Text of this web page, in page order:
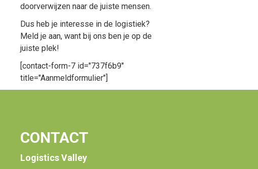
doorverwijzen naar de juiste mensen.
Dus heb je interesse in de logistiek?
Meld je aan, want bij ons ben je op de
juiste plek!
[contact-form-7 id="737f6b9"
title="Aanmeldformulier"]
CONTACT
Logistics Valley